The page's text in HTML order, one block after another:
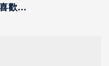
歡...